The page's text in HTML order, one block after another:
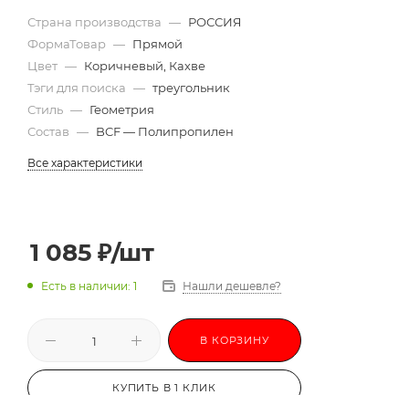
Страна производства — РОССИЯ
ФормаТовар — Прямой
Цвет — Коричневый, Кахве
Тэги для поиска — треугольник
Стиль — Геометрия
Состав — BCF — Полипропилен
Все характеристики
1 085 ₽/шт
Есть в наличии: 1 Нашли дешевле?
В КОРЗИНУ
КУПИТЬ В 1 КЛИК